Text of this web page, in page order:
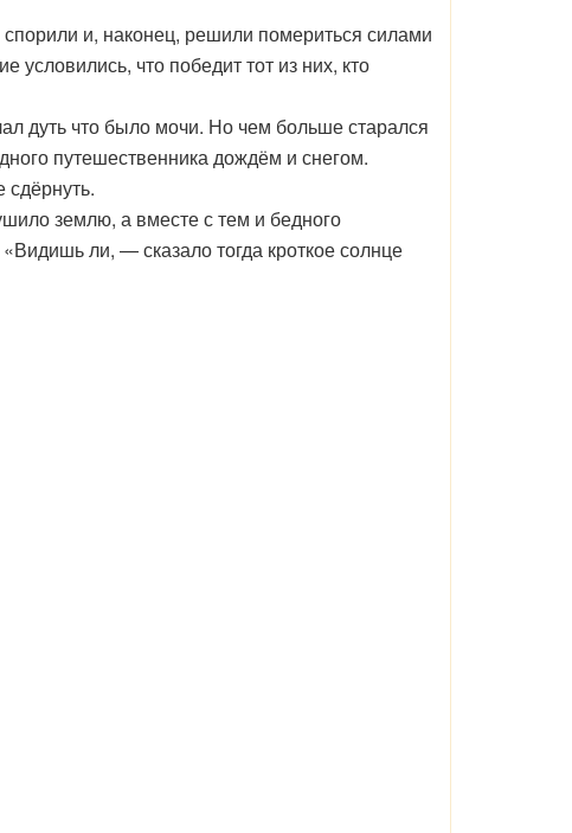
и, наконец, решили помериться силами
что победит тот из них, кто
дуть что было мочи. Но чем больше старался
путешественника дождём и снегом.
землю, а вместе с тем и бедного
ли, — сказало тогда кроткое солнце